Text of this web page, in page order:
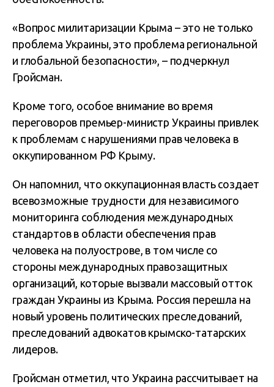
«Вопрос милитаризации Крыма – это не только
проблема Украины, это проблема региональной
и глобальной безопасности», – подчеркнул
Гройсман.
Кроме того, особое внимание во время
переговоров премьер-министр Украины привлек
к проблемам с нарушениями прав человека в
оккупированном РФ Крыму.
Он напомнил, что оккупационная власть создает
всевозможные трудности для независимого
мониторинга соблюдения международных
стандартов в области обеспечения прав
человека на полуострове, в том числе со
стороны международных правозащитных
организаций, которые вызвали массовый отток
граждан Украины из Крыма. Россия перешла на
новый уровень политических преследований,
преследований адвокатов крымско-татарских
лидеров.
Гройсман отметил, что Украина рассчитывает на